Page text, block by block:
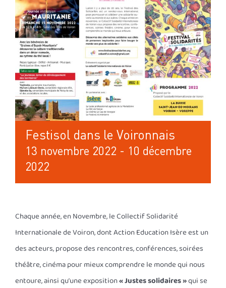
Festisol dans le Voironnais
13 novembre 2022 - 10 décembre
2022
Chaque année, en Novembre, le Collectif Solidarité
Internationale de Voiron, dont Action Education Isère est un
des acteurs, propose des rencontres, conférences, soirées
théâtre, cinéma pour mieux comprendre le monde qui nous
entoure, ainsi qu’une exposition« Justes solidaires »qui se